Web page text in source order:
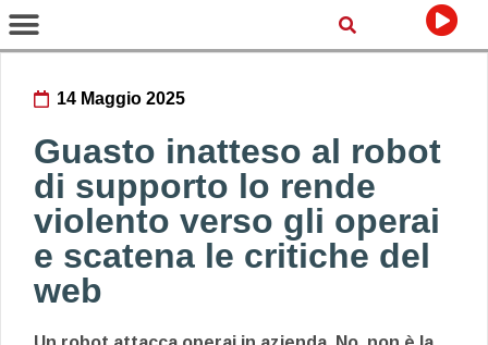
14 Maggio 2025
Guasto inatteso al robot
di supporto lo rende
violento verso gli operai
e scatena le critiche del
web